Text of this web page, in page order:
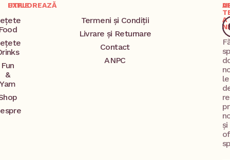
EXPLOREAZĂ
Fun
&
Yam
UTILE
Termeni și Condiții
Livrare și Returnare
Contact
ANPC
A
și